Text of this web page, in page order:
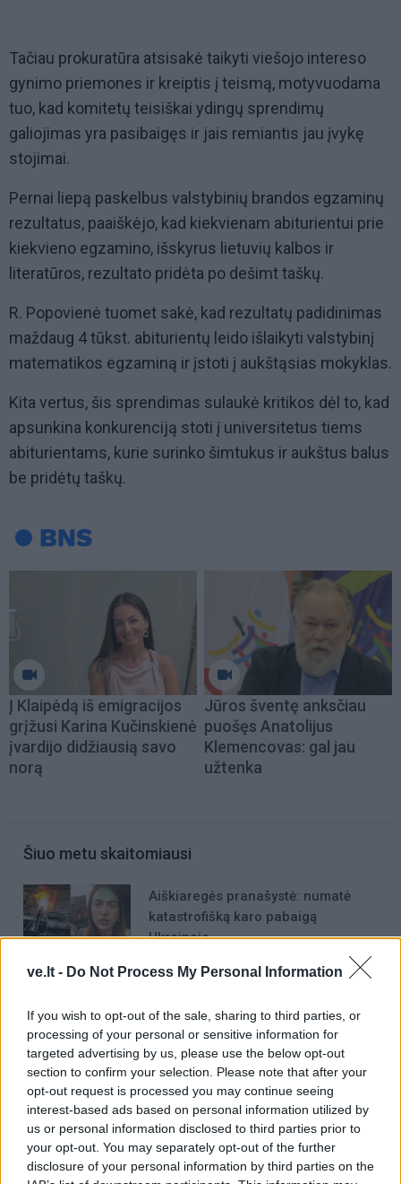
ve.lt - Do Not Process My Personal Information
If you wish to opt-out of the sale, sharing to third parties, or
processing of your personal or sensitive information for
targeted advertising by us, please use the below opt-out
section to confirm your selection. Please note that after your
opt-out request is processed you may continue seeing
interest-based ads based on personal information utilized by
us or personal information disclosed to third parties prior to
your opt-out. You may separately opt-out of the further
disclosure of your personal information by third parties on the
Tačiau prokuratūra atsisakė taikyti viešojo intereso
gynimo priemones ir kreiptis į teismą, motyvuodama
tuo, kad komitetų teisiškai ydingų sprendimų
galiojimas yra pasibaigęs ir jais remiantis jau įvykę
stojimai.
Pernai liepą paskelbus valstybinių brandos egzaminų
rezultatus, paaiškėjo, kad kiekvienam abiturientui prie
kiekvieno egzamino, išskyrus lietuvių kalbos ir
literatūros, rezultato pridėta po dešimt taškų.
R. Popovienė tuomet sakė, kad rezultatų padidinimas
maždaug 4 tūkst. abiturientų leido išlaikyti valstybinį
matematikos egzaminą ir įstoti į aukštąsias mokyklas.
Kita vertus, šis sprendimas sulaukė kritikos dėl to, kad
apsunkina konkurenciją stoti į universitetus tiems
abiturientams, kurie surinko šimtukus ir aukštus balus
be pridėtų taškų.
Į Klaipėdą iš emigracijos
grįžusi Karina Kučinskienė
įvardijo didžiausią savo
norą
Jūros šventę anksčiau
puošęs Anatolijus
Klemencovas: gal jau
užtenka
Šiuo metu skaitomiausi
Aiškiaregės pranašystė: numatė
katastrofišką karo pabaigą
Ukrainoje
Negrįžo iš Jūros šventės: artimieji
„Fūristas“ į judrią sankryžą įlėkė „ant
rankinio“: vilkiko puspriekabės ratai
pakilo į orą